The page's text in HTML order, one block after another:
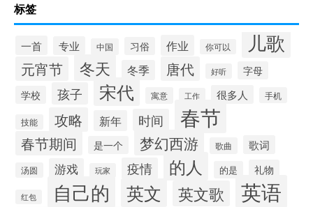
标签
一首 专业 中国 习俗 作业 你可以 儿歌
元宵节 冬天 冬季 唐代 好听
字母
学校
孩子 宋代 寓意 工作 很多人 手机
技能 攻略 新年 时间 春节
春节期间 是一个 梦幻西游 歌曲 歌词
汤圆 游戏 玩家 疫情 的人 的是 礼物
红包 自己的 英文 英文歌 英语